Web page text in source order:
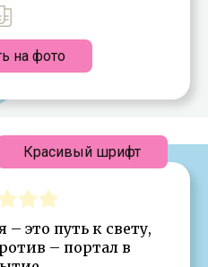
на фото
это путь к свету,
– портал в
Красивый шрифт